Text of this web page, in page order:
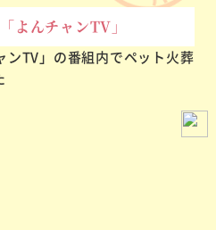
「よんチャンTV」